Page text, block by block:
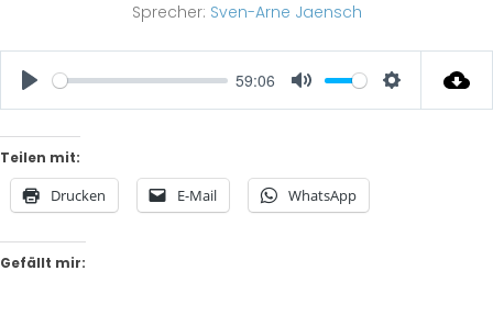
Sprecher: Sven-Arne Jaensch
Play
59:06
Mute Settings
Teilen mit:
Drucken E-Mail WhatsApp
Gefällt mir: